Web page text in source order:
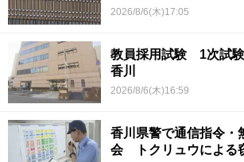
2026/8/6(木)17:05
教員採用試験 1次試
香川
2026/8/6(木)16:59
香川県警で通信指令・
会 トクリュウによる